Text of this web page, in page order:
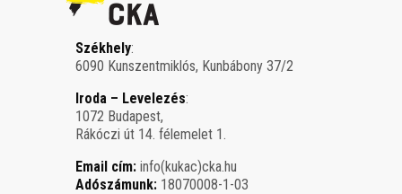
Székhely:
6090 Kunszentmiklós, Kunbábony 37/2
Iroda – Levelezés:
1072 Budapest,
Rákóczi út 14. félemelet 1.
Email cím: info(kukac)cka.hu
Adószámunk: 18070008-1-03